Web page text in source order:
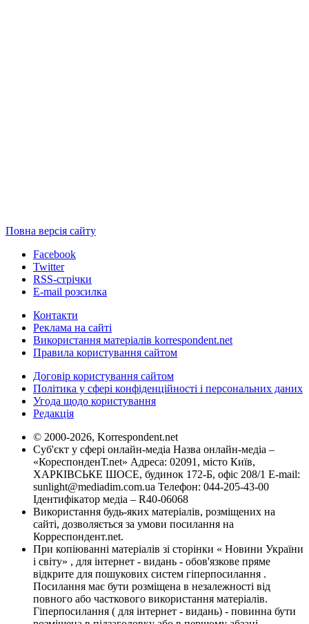
Повна версія сайту
Facebook
Twitter
RSS-стрічки
E-mail розсилка
Контакти
Реклама на сайті
Використання матеріалів korrespondent.net
Правила користування сайтом
Договір користування сайтом
Політика у сфері конфіденційності і персональних даних
Угода щодо користування
Редакція
© 2000-2026, Korrespondent.net
Суб'єкт у сфері онлайн-медіа Назва онлайн-медіа –
«КореспонденТ.net» Адреса: 02091, місто Київ,
ХАРКІВСЬКЕ ШОСЕ, будинок 172-Б, офіс 208/1 E-mail:
sunlight@mediadim.com.ua Телефон: 044-205-43-00
Ідентифікатор медіа – R40-06068
Використання будь-яких матеріалів, розміщених на
сайті, дозволяється за умови посилання на
Корреспондент.net.
При копіюванні матеріалів зі сторінки « Новини України
і світу» , для інтернет - видань - обов'язкове пряме
відкрите для пошукових систем гіперпосилання .
Посилання має бути розміщена в незалежності від
повного або часткового використання матеріалів.
Гіперпосилання ( для інтернет - видань) - повинна бути